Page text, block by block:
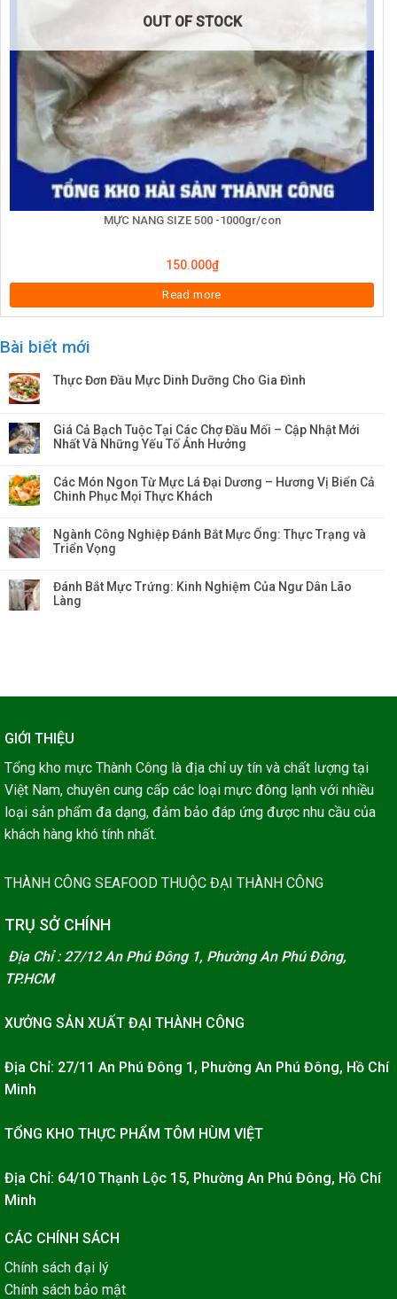
OUT OF STOCK
MỰC NANG SIZE 500 -1000gr/con
150.000₫
Read more
Bài biết mới
Thực Đơn Đầu Mực Dinh Dưỡng Cho Gia Đình
Giá Cả Bạch Tuộc Tại Các Chợ Đầu Mối – Cập Nhật Mới
Nhất Và Những Yếu Tố Ảnh Hưởng
Các Món Ngon Từ Mực Lá Đại Dương – Hương Vị Biển Cả
Chinh Phục Mọi Thực Khách
Ngành Công Nghiệp Đánh Bắt Mực Ống: Thực Trạng và
Triển Vọng
Đánh Bắt Mực Trứng: Kinh Nghiệm Của Ngư Dân Lão
Làng
GIỚI THIỆU
Tổng kho mực Thành Công là địa chỉ uy tín và chất lượng tại
Việt Nam, chuyên cung cấp các loại mực đông lạnh với nhiều
loại sản phẩm đa dạng, đảm bảo đáp ứng được nhu cầu của
khách hàng khó tính nhất.
THÀNH CÔNG SEAFOOD THUỘC ĐẠI THÀNH CÔNG
TRỤ SỞ CHÍNH
Địa Chỉ : 27/12 An Phú Đông 1, Phường An Phú Đông,
TP.HCM
XƯỞNG SẢN XUẤT ĐẠI THÀNH CÔNG
Địa Chỉ: 27/11 An Phú Đông 1, Phường An Phú Đông, Hồ Chí
Minh
TỔNG KHO THỰC PHẨM TÔM HÙM VIỆT
Địa Chỉ: 64/10 Thạnh Lộc 15, Phường An Phú Đông, Hồ Chí
Minh
CÁC CHÍNH SÁCH
Chính sách đại lý
Chính sách bảo mật